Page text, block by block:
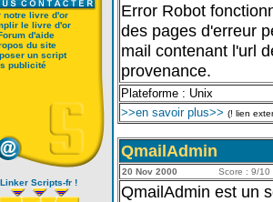
notre livre d'or
le livre d'or
d'aide
du site
un script
publicité
Linker Scripts-fr !
Error Robot
des pages d'erreur
mail contenant l'url
provenance.
Plateforme : Unix
>>en savoir plus>> (! lien
QmailAdmin
20 Nov 2000 Score : 9/10
QmailAdmin est un